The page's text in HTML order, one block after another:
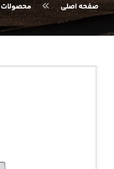
صفحه اصلی محصولات